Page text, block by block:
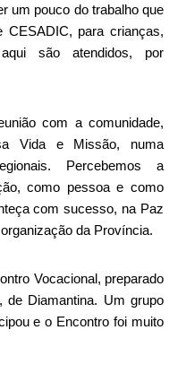
um pouco do trabalho que
para crianças,
são atendidos, por
com a comunidade,
Vida e Missão, numa
Percebemos a
como pessoa e como
com sucesso, na Paz
da Província.
Vocacional, preparado
de Diamantina. Um grupo
e o Encontro foi muito